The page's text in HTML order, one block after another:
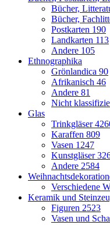
Bücher,
Bücher,
Postkarten 190
Landkarten 113
Andere 105
Ethnographika
Grönlandica 90
Afrikanisch 46
Andere 81
Nicht
Glas
Trinkgläser
Karaffen 809
Vasen 1247
Kunstgläser
Andere 2584
Verschiedene
Keramik und
Figuren 2523
Vasen und